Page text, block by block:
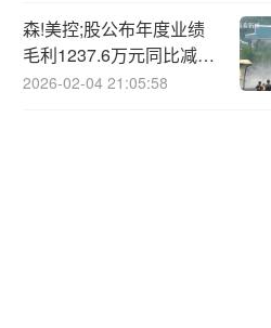
森!美控;股公布年度业绩
毛利1237.6万元同比减少
41.8%
2026-02-04 21:05:58